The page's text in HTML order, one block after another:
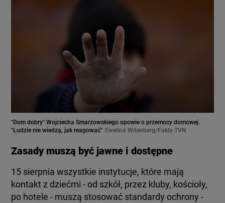
"Dom dobry" Wojciecha Smarzowskiego opowie o przemocy domowej.
"Ludzie nie wiedzą, jak reagować" Ewelina Witenberg/Fakty TVN
Zasady muszą być jawne i dostępne
15 sierpnia wszystkie instytucje, które mają
kontakt z dziećmi - od szkół, przez kluby, kościoły,
po hotele - muszą stosować standardy ochrony -